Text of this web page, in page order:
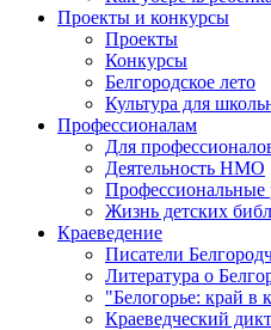
Проекты и конкурсы
Проекты
Конкурсы
Белгородское лето
Культура для
Профессионалам
Для
Деятельность НМО
Профессиональные
Жизнь детских
Краеведение
Писатели
Литература о
"Белогорье: край
Краеведческий